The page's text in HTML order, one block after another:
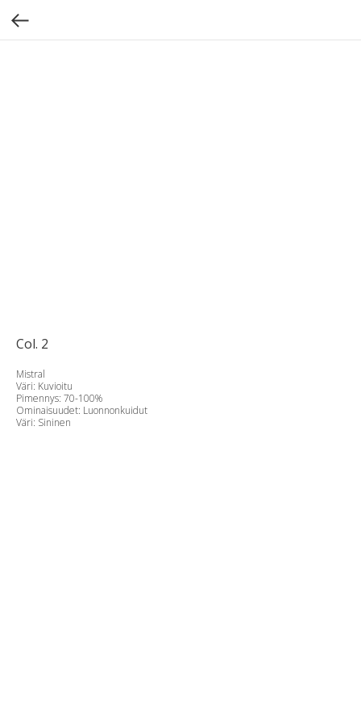
Col. 2
Mistral
Väri: Kuvioitu
Pimennys: 70-100%
Ominaisuudet: Luonnonkuidut
Väri: Sininen